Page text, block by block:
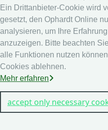
Ein Drittanbieter-Cookie wird
gesetzt, den Ophardt Online
analysieren, um Ihre
anzuzeigen. Bitte beachten
alle Funktionen nutzen
Cookies ablehnen.
Mehr erfahren
accept only necessary
Rechtshinweis
Datenschutz
Impressum
andere
Live Ergebnisse: Fechten